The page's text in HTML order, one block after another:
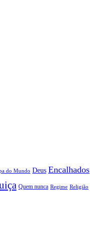
do Mundo Deus Encalhados
Quem nunca Regime Religião